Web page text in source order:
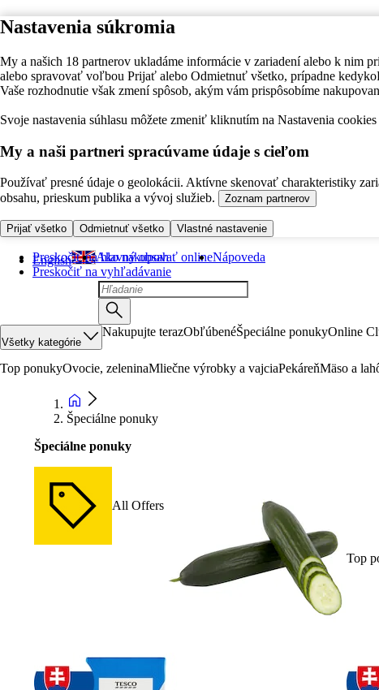
Nastavenia súkromia
My a našich 18 partnerov ukladáme informácie v zariadení alebo k nim
alebo spravovať voľbou Prijať alebo Odmietnuť všetko, prípadne
Vaše rozhodnutie však zmení spôsob, akým vám prispôsobíme
Svoje nastavenia súhlasu môžete zmeniť kliknutím na Nastavenia
My a naši partneri spracúvame údaje s cieľom
Používať presné údaje o geolokácii. Aktívne skenovať charakteristiky
obsahu, prieskum publika a vývoj služieb.
Zoznam partnerov
Prijať všetko Odmietnuť všetko Vlastné nastavenie
Preskočiť na hlavný obsah
Preskočiť na vyhľadávanie
English Ako nakupovať onlineNápoveda
Všetky kategórie
Nakupujte terazObľúbenéŠpeciálne ponukyOnline
Top ponukyOvocie, zeleninaMliečne výrobky a vajciaPekáreňMäso a
Špeciálne ponuky
Špeciálne ponuky
All Offers
Top